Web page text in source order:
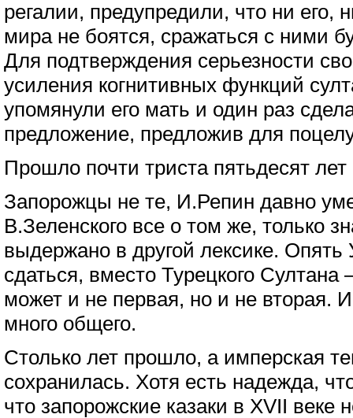
регалии, предупредили, что ни его,
мира не боятся, сражаться с ними
Для подтверждения серьезности
усиления когнитивных функций
упомянули его мать и один раз
предложение, предложив для
Прошло почти триста пятьдесят
Запорожцы не те, И.Репин давно
В.Зеленского все о том же, только
выдержано в другой лексике. Опять
сдаться, вместо Турецкого
может и не первая, но и не вторая.
много общего.
Столько лет прошло, а имперская
сохранилась. Хотя есть надежда,
что запорожские казаки в XVII веке